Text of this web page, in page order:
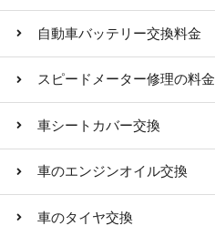
自動車バッテリー交換料金
スピードメーター修理の料金
車シートカバー交換
車のエンジンオイル交換
車のタイヤ交換